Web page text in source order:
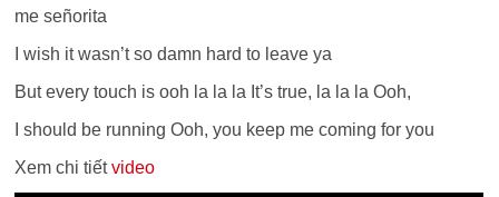
me señorita
I wish it wasn’t so damn hard to leave ya
But every touch is ooh la la la It’s true, la la la Ooh,
I should be running Ooh, you keep me coming for you
Xem chi tiếtvideo